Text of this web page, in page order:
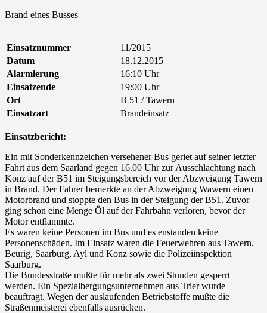
Brand eines Busses
Einsatznummer
11/2015
Datum
18.12.2015
Alarmierung
16:10 Uhr
Einsatzende
19:00 Uhr
Ort
B 51 / Tawern
Einsatzart
Brandeinsatz
Einsatzbericht:
Ein mit Sonderkennzeichen versehener Bus geriet auf seiner letzter
Fahrt aus dem Saarland gegen 16.00 Uhr zur Ausschlachtung nach
Konz auf der B51 im Steigungsbereich vor der Abzweigung Tawern
in Brand. Der Fahrer bemerkte an der Abzweigung Wawern einen
Motorbrand und stoppte den Bus in der Steigung der B51. Zuvor
ging schon eine Menge Öl auf der Fahrbahn verloren, bevor der
Motor entflammte.
Es waren keine Personen im Bus und es enstanden keine
Personenschäden. Im Einsatz waren die Feuerwehren aus Tawern,
Beurig, Saarburg, Ayl und Konz sowie die Polizeiinspektion
Saarburg.
Die Bundesstraße mußte für mehr als zwei Stunden gesperrt
werden. Ein Spezialbergungsunternehmen aus Trier wurde
beauftragt. Wegen der auslaufenden Betriebstoffe mußte die
Straßenmeisterei ebenfalls ausrücken.